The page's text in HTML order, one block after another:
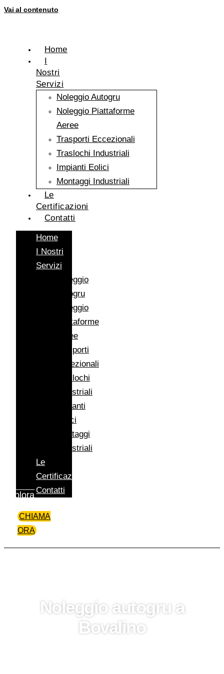
Vai al contenuto
Home
Nostri
Servizi
Noleggio Autogru
Noleggio Piattaforme
Aeree
Trasporti Eccezionali
Traslochi Industriali
Impianti Eolici
Montaggi Industriali
Le
Certificazioni
Contatti
Home
I Nostri
Servizi
Noleggio
Autogru
Noleggio
Piattaforme
Aeree
Trasporti
Eccezionali
Traslochi
Industriali
Impianti
Eolici
Montaggi
Industriali
Le
Certificazioni
Contatti
CHIAMA
ORA
Esplora
Noleggio autogru a
Bovalino